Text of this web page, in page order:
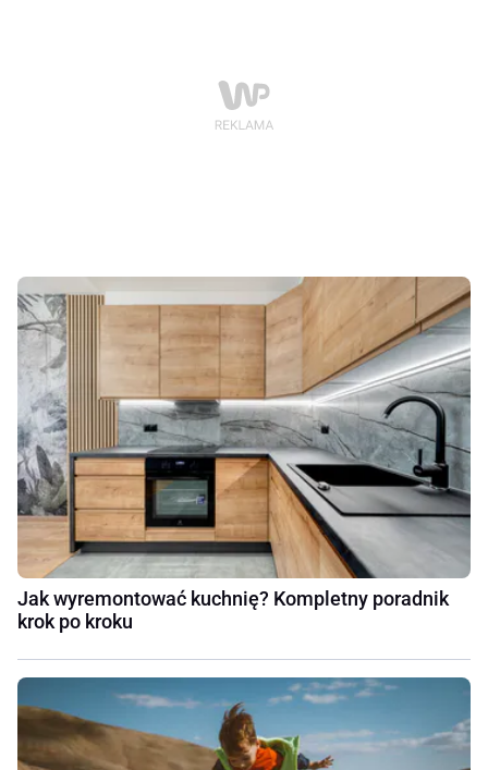
Jak wyremontować kuchnię? Kompletny poradnik
krok po kroku